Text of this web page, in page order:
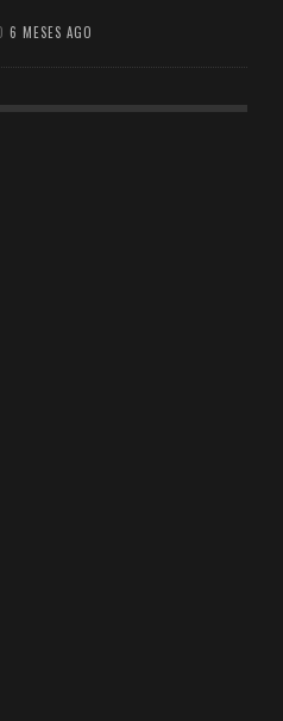
6 MESES AGO